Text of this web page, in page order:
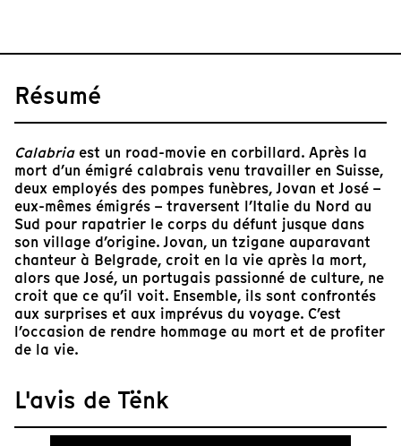
Résumé
Calabriaest un road-movie en corbillard. Après la
mort d’un émigré calabrais venu travailler en Suisse,
deux employés des pompes funèbres, Jovan et José –
eux-mêmes émigrés – traversent l’Italie du Nord au
Sud pour rapatrier le corps du défunt jusque dans
son village d’origine. Jovan, un tzigane auparavant
chanteur à Belgrade, croit en la vie après la mort,
alors que José, un portugais passionné de culture, ne
croit que ce qu’il voit. Ensemble, ils sont confrontés
aux surprises et aux imprévus du voyage. C’est
l’occasion de rendre hommage au mort et de profiter
de la vie.
L'avis de Tënk